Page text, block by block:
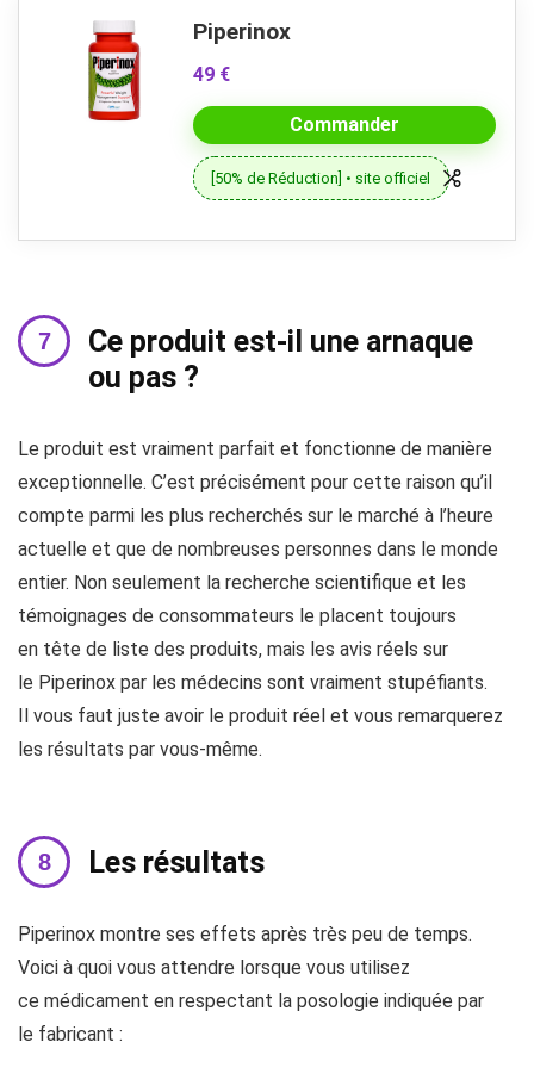
Piperinox
49 €
Commander
[50% de Réduction] • site officiel
Ce produit est-il une arnaque
ou pas ?
Le produit est vraiment parfait et fonctionne de manière
exceptionnelle. C’est précisément pour cette raison qu’il
compte parmi les plus recherchés sur le marché à l’heure
actuelle et que de nombreuses personnes dans le monde
entier. Non seulement la recherche scientifique et les
témoignages de consommateurs le placent toujours
en tête de liste des produits, mais les avis réels sur
le Piperinox par les médecins sont vraiment stupéfiants.
Il vous faut juste avoir le produit réel et vous remarquerez
les résultats par vous-même.
Les résultats
Piperinox montre ses effets après très peu de temps.
Voici à quoi vous attendre lorsque vous utilisez
ce médicament en respectant la posologie indiquée par
le fabricant :